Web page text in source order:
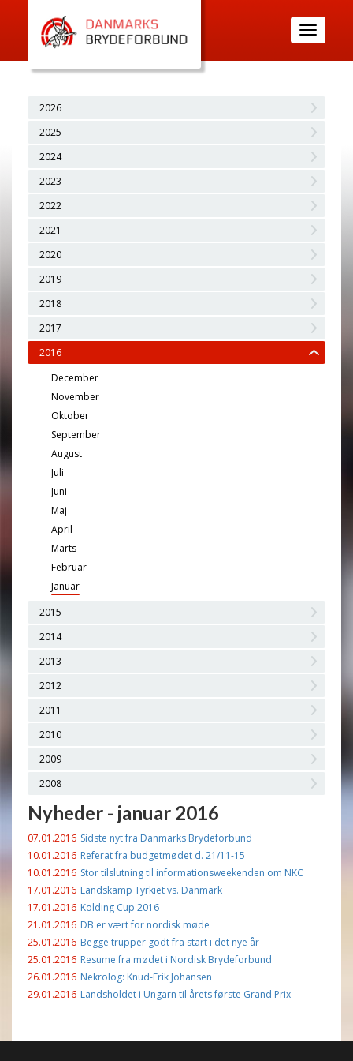
Toggle
navigation
2026
2025
2024
2023
2022
2021
2020
2019
2018
2017
2016
December
November
Oktober
September
August
Juli
Juni
Maj
April
Marts
Februar
Januar
2015
2014
2013
2012
2011
2010
2009
2008
Nyheder - januar 2016
07.01.2016 Sidste nyt fra Danmarks Brydeforbund
10.01.2016 Referat fra budgetmødet d. 21/11-15
10.01.2016 Stor tilslutning til informationsweekenden om NKC
17.01.2016 Landskamp Tyrkiet vs. Danmark
17.01.2016 Kolding Cup 2016
21.01.2016 DB er vært for nordisk møde
25.01.2016 Begge trupper godt fra start i det nye år
25.01.2016 Resume fra mødet i Nordisk Brydeforbund
26.01.2016 Nekrolog: Knud-Erik Johansen
29.01.2016 Landsholdet i Ungarn til årets første Grand Prix